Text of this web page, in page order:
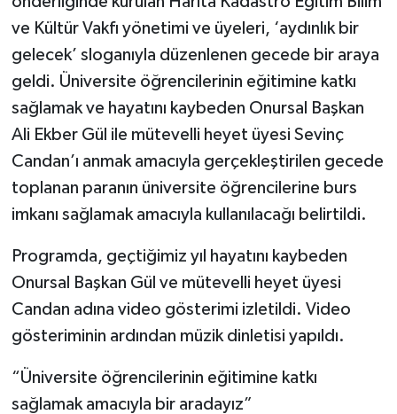
ve Kültür Vakfı yönetimi ve üyeleri, ‘aydınlık bir
gelecek’ sloganıyla düzenlenen gecede bir araya
geldi. Üniversite öğrencilerinin eğitimine katkı
sağlamak ve hayatını kaybeden Onursal Başkan
Ali Ekber Gül ile mütevelli heyet üyesi Sevinç
Candan’ı anmak amacıyla gerçekleştirilen gecede
toplanan paranın üniversite öğrencilerine burs
imkanı sağlamak amacıyla kullanılacağı belirtildi.
Programda, geçtiğimiz yıl hayatını kaybeden
Onursal Başkan Gül ve mütevelli heyet üyesi
Candan adına video gösterimi izletildi. Video
gösteriminin ardından müzik dinletisi yapıldı.
“Üniversite öğrencilerinin eğitimine katkı
sağlamak amacıyla bir aradayız”